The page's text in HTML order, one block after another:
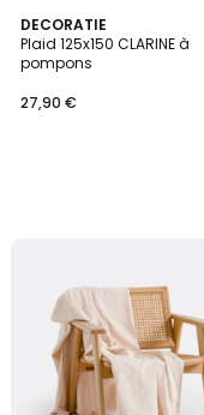
DECORATIE
Plaid 125x150 CLARINE à
pompons
27,90 €